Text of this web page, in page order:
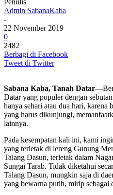
Admin SabanaKaba
-
22 November 2019
0
2482
Berbagi di Facebook
Tweet di Twitter
Sabana Kaba, Tanah Datar
Datar yang populer dengan
hanya sehari atau dua hari, karena
yang harus dikunjungi,
lainnya.
Pada kesempatan kali ini, kami
yang terletak di lereng Gunung
Talang Dasun, terletak dalam
Sungai Tarab. Tidak diketahui
Talang Dasun, mungkin saja di
yang bewarna putih, mirip sebagai